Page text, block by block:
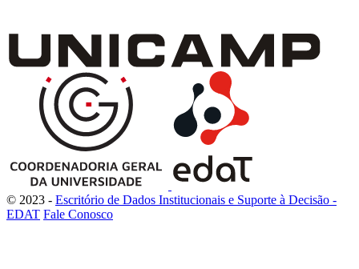
© 2023 - Escritório de Dados Institucionais e Suporte à Decisão -
EDAT Fale Conosco